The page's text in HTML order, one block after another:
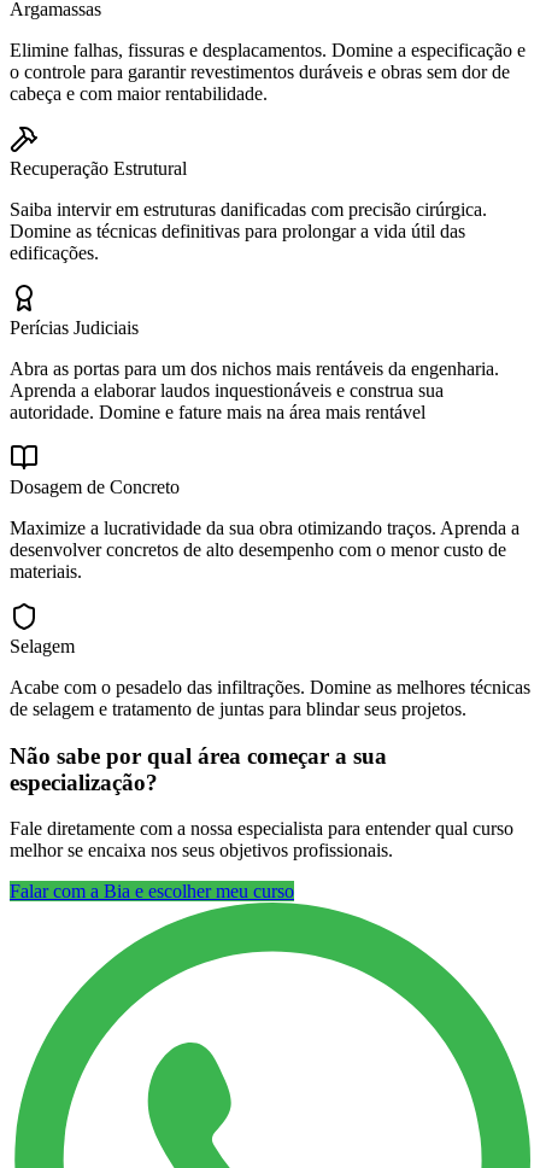
Argamassas
Elimine falhas, fissuras e desplacamentos. Domine a especificação e
o controle para garantir revestimentos duráveis e obras sem dor de
cabeça e com maior rentabilidade.
Recuperação Estrutural
Saiba intervir em estruturas danificadas com precisão cirúrgica.
Domine as técnicas definitivas para prolongar a vida útil das
edificações.
Perícias Judiciais
Abra as portas para um dos nichos mais rentáveis da engenharia.
Aprenda a elaborar laudos inquestionáveis e construa sua
autoridade. Domine e fature mais na área mais rentável
Dosagem de Concreto
Maximize a lucratividade da sua obra otimizando traços. Aprenda a
desenvolver concretos de alto desempenho com o menor custo de
materiais.
Selagem
Acabe com o pesadelo das infiltrações. Domine as melhores técnicas
de selagem e tratamento de juntas para blindar seus projetos.
Não sabe por qual área começar a sua
especialização?
Fale diretamente com a nossa especialista para entender qual curso
melhor se encaixa nos seus objetivos profissionais.
Falar com a Bia e escolher meu curso